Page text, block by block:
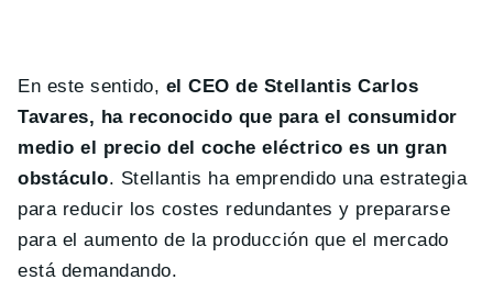
En este sentido, el CEO de Stellantis Carlos
Tavares, ha reconocido que para el consumidor
medio el precio del coche eléctrico es un gran
obstáculo. Stellantis ha emprendido una estrategia
para reducir los costes redundantes y prepararse
para el aumento de la producción que el mercado
está demandando.